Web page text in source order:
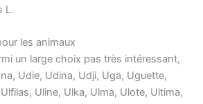
L.
les animaux
un large choix pas très intéressant,
Udie, Udina, Udji, Uga, Uguette,
Uline, Ulka, Ulma, Ulote, Ultima,